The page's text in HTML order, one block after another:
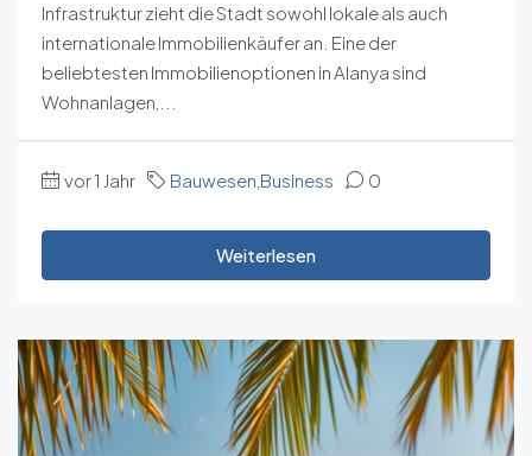
Infrastruktur zieht die Stadt sowohl lokale als auch
internationale Immobilienkäufer an. Eine der
beliebtesten Immobilienoptionen in Alanya sind
Wohnanlagen,...
vor 1 Jahr Bauwesen Business 0
Weiterlesen